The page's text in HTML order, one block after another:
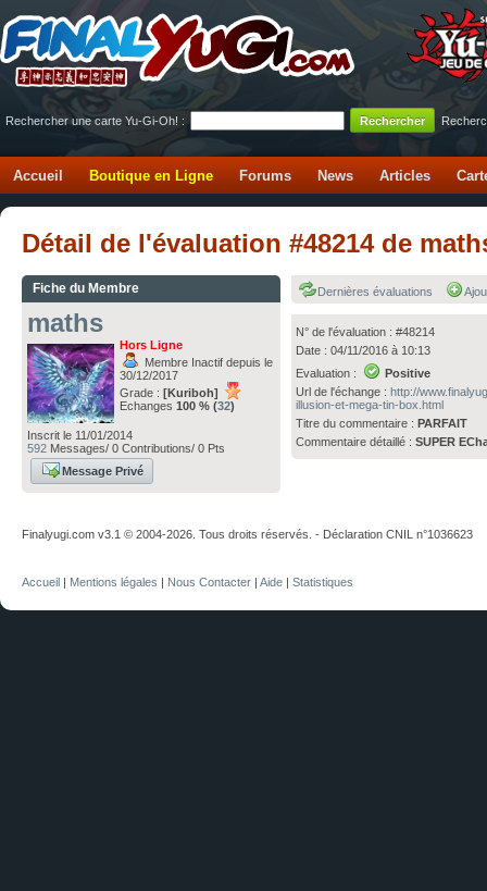
Rechercher une carte Yu-Gi-Oh! :
Accueil Boutique en Ligne Forums News Articles
Détail de l'évaluation #48214 de
Fiche du Membre
maths
Hors Ligne
Membre Inactif depuis le
30/12/2017
Grade : [Kuriboh]
Echanges 100 % (32)
Inscrit le 11/01/2014
592 Messages/ 0 Contributions/ 0 Pts
Message Privé
Dernières évaluations
N° de l'évaluation : #48214
Date : 04/11/2016 à 10:13
Evaluation :
Positive
Url de l'échange :http://
illusion-et-mega-tin-box.html
Titre du commentaire :PARFAIT
Commentaire détaillé :SUPER
Finalyugi.com v3.1 © 2004-2026. Tous droits réservés. - Déclaration CNIL n°1036623
Accueil | Mentions légales | Nous Contacter | Aide | Statistiques